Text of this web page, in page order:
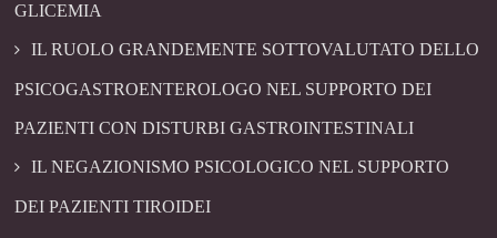
GLICEMIA
IL RUOLO GRANDEMENTE SOTTOVALUTATO DELLO
PSICOGASTROENTEROLOGO NEL SUPPORTO DEI
PAZIENTI CON DISTURBI GASTROINTESTINALI
IL NEGAZIONISMO PSICOLOGICO NEL SUPPORTO
DEI PAZIENTI TIROIDEI